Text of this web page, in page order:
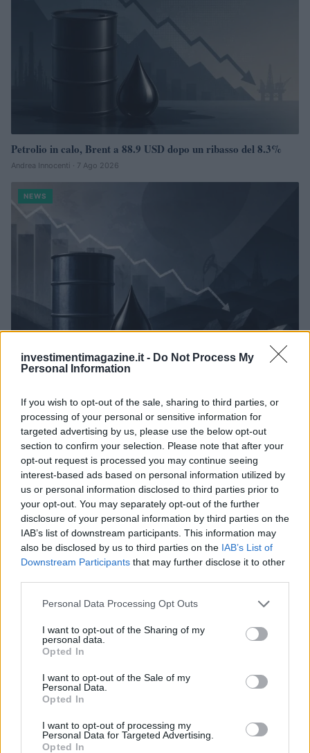
investimentimagazine.it - Do Not Process My
Personal Information
If you wish to opt-out of the sale, sharing to third parties, or
processing of your personal or sensitive information for
targeted advertising by us, please use the below opt-out
section to confirm your selection. Please note that after your
opt-out request is processed you may continue seeing
interest-based ads based on personal information utilized by
us or personal information disclosed to third parties prior to
your opt-out. You may separately opt-out of the further
disclosure of your personal information by third parties on the
IAB’s list of downstream participants. This information may
also be disclosed by us to third parties on the IAB’s List of
Downstream Participants that may further disclose it to other
Please note that this website/app uses one or more Google
not limited to your visit or usage behaviour. You may click to
grant or deny consent to Google and its third-party tags to
use your data for below specified purposes in below Google
consent section.
Personal Data Processing Opt Outs
I want to opt-out of the Sharing of my
personal data.
Opted In
I want to opt-out of the Sale of my
Personal Data.
Opted In
I want to opt-out of processing my
Personal Data for Targeted Advertising.
Opted In
Petrolio in calo, Brent a 88.9 USD dopo un ribasso del 8.3%
Andrea Innocenti · 7 Ago 2026
NEWS
materie prime
Andrea Innocenti · 6 Ago 2026
NEWS
Petrolio in calo: Brent a 91,82$, ribassi a due cifre per greggio
QUOTAZIONI CRYPTO